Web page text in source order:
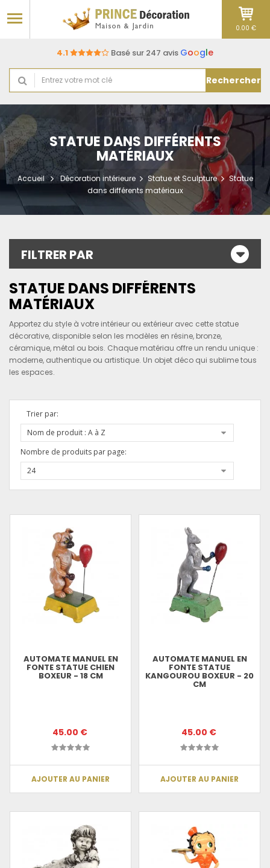
4.1 Basé sur 247 avis Google
Rechercher
0.00 €
STATUE DANS DIFFÉRENTS
MATÉRIAUX
Accueil Décoration intérieure Statue et Sculpture
Statue
dans différents matériaux
FILTRER PAR
STATUE DANS DIFFÉRENTS
MATÉRIAUX
Apportez du style à votre intérieur ou extérieur avec cette statue
décorative, disponible selon les modèles en résine, bronze,
céramique, métal ou bois. Chaque matériau offre un rendu unique :
moderne, authentique ou artistique. Un objet déco qui sublime tous
les espaces.
Trier par:
Nom de produit : A à Z
Nombre de produits par page:
24
AUTOMATE MANUEL EN
FONTE STATUE CHIEN
BOXEUR - 18 CM
45.00 €
AJOUTER AU PANIER
AUTOMATE MANUEL EN
FONTE STATUE
KANGOUROU BOXEUR - 20
CM
45.00 €
AJOUTER AU PANIER